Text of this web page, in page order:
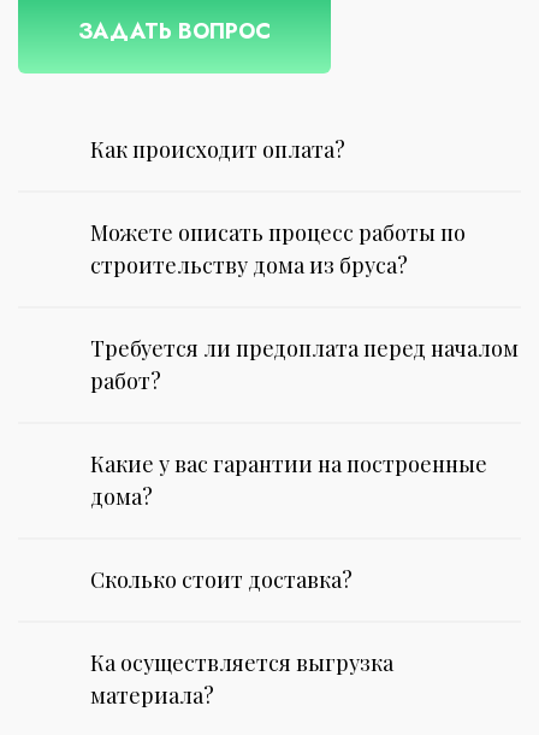
ЗАДАТЬ ВОПРОС
Как происходит оплата?
Можете описать процесс работы по
строительству дома из бруса?
Требуется ли предоплата перед началом
работ?
Какие у вас гарантии на построенные
дома?
Сколько стоит доставка?
Ка осуществляется выгрузка
материала?